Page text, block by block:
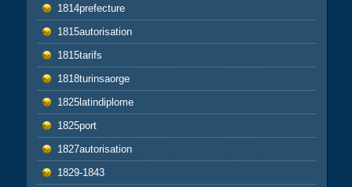
1814prefecture
1815autorisation
1815tarifs
1818turinsaorge
1825latindiplome
1825port
1827autorisation
1829-1843